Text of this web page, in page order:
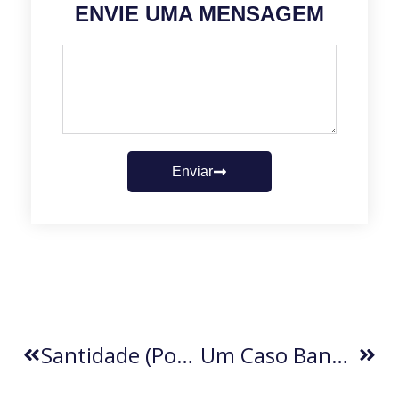
ENVIE UMA MENSAGEM
Enviar
Santidade (por Mario Giangrande) Um Caso Banal (por Lindolfo Paoliello)